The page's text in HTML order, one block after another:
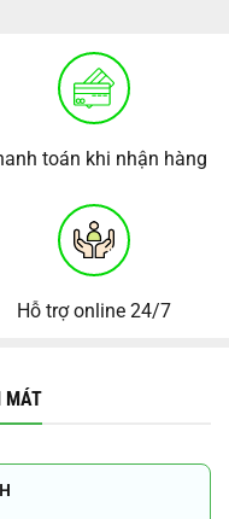
toán khi nhận hàng
Hỗ trợ online 24/7
MÁT